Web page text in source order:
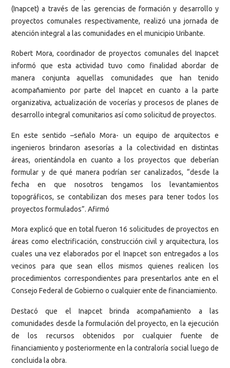
(Inapcet) a través de las gerencias de formación y desarrollo y
proyectos comunales respectivamente, realizó una jornada de
atención integral a las comunidades en el municipio Uribante.
Robert Mora, coordinador de proyectos comunales del Inapcet
informó que esta actividad tuvo como finalidad abordar de
manera conjunta aquellas comunidades que han tenido
acompañamiento por parte del Inapcet en cuanto a la parte
organizativa, actualización de vocerías y procesos de planes de
desarrollo integral comunitarios así como solicitud de proyectos.
En este sentido –señalo Mora- un equipo de arquitectos e
ingenieros brindaron asesorías a la colectividad en distintas
áreas, orientándola en cuanto a los proyectos que deberían
formular y de qué manera podrían ser canalizados, “desde la
fecha en que nosotros tengamos los levantamientos
topográficos, se contabilizan dos meses para tener todos los
proyectos formulados”. Afirmó
Mora explicó que en total fueron 16 solicitudes de proyectos en
áreas como electrificación, construcción civil y arquitectura, los
cuales una vez elaborados por el Inapcet son entregados a los
vecinos para que sean ellos mismos quienes realicen los
procedimientos correspondientes para presentarlos ante en el
Consejo Federal de Gobierno o cualquier ente de financiamiento.
Destacó que el Inapcet brinda acompañamiento a las
comunidades desde la formulación del proyecto, en la ejecución
de los recursos obtenidos por cualquier fuente de
financiamiento y posteriormente en la contraloría social luego de
concluida la obra.